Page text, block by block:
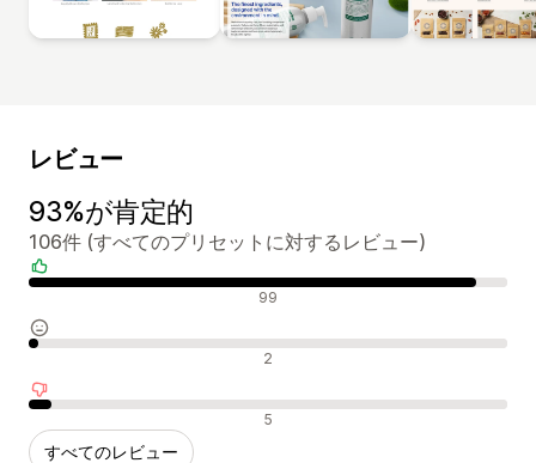
レビュー
93%が肯定的
106件 (すべてのプリセットに対するレビュー)
肯定的なレビュー 99
中間的なレビュー 2
否定的なレビュー 5
すべてのレビュー